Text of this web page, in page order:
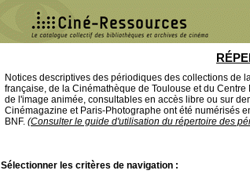
Notices descriptives des périodiques des collections de
française, de la Cinémathèque de Toulouse et du
de l'image animée, consultables en accès libre ou sur
Cinémagazine et Paris-Photographe ont été numérisés
BNF. (Consulter le guide d'utilisation du répertoire des
Sélectionner les critères de navigation :